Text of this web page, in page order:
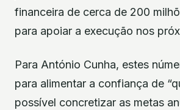
financeira de cerca de 200
para apoiar a execução nos
Para António Cunha, estes
para alimentar a confiança de
possível concretizar as metas